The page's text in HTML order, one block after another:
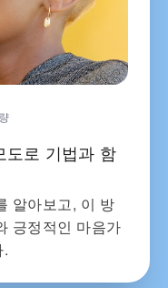
도로 기법과 함
알아보고, 이 방
긍정적인 마음가